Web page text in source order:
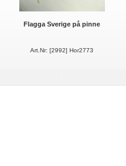
Flagga Sverige på pinne
Art.Nr: [2992] Hor2773